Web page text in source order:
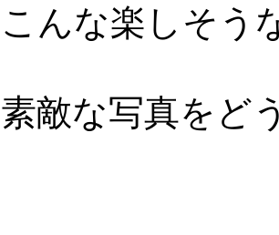
こんな楽しそう
素敵な写真をど